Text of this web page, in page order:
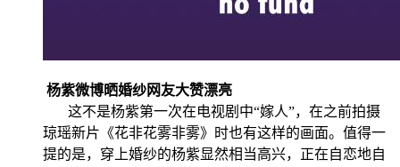
杨紫微博晒婚纱网友大赞漂亮
这不是杨紫第一次在电视剧中“嫁人”，在之前拍摄
琼瑶新片《花非花雾非雾》时也有这样的画面。值得一
提的是，穿上婚纱的杨紫显然相当高兴，正在自恋地自